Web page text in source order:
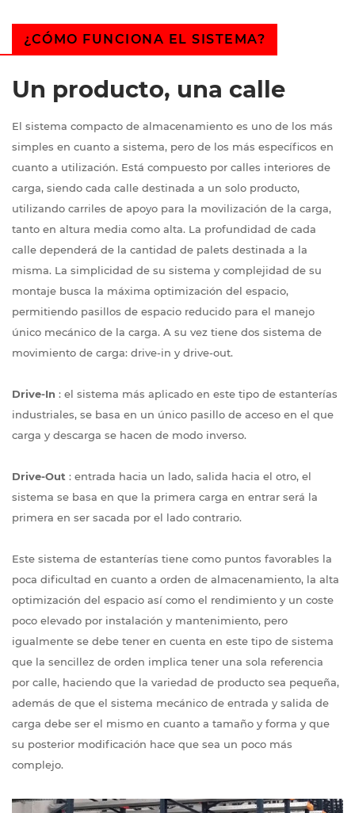
¿CÓMO FUNCIONA EL SISTEMA?
Un producto, una calle
El sistema compacto de almacenamiento es uno de los más
simples en cuanto a sistema, pero de los más específicos en
cuanto a utilización. Está compuesto por calles interiores de
carga, siendo cada calle destinada a un solo producto,
utilizando carriles de apoyo para la movilización de la carga,
tanto en altura media como alta. La profundidad de cada
calle dependerá de la cantidad de palets destinada a la
misma. La simplicidad de su sistema y complejidad de su
montaje busca la máxima optimización del espacio,
permitiendo pasillos de espacio reducido para el manejo
único mecánico de la carga. A su vez tiene dos sistema de
movimiento de carga: drive-in y drive-out.
Drive-In : el sistema más aplicado en este tipo de estanterías
industriales, se basa en un único pasillo de acceso en el que
carga y descarga se hacen de modo inverso.
Drive-Out : entrada hacia un lado, salida hacia el otro, el
sistema se basa en que la primera carga en entrar será la
primera en ser sacada por el lado contrario.
Este sistema de estanterías tiene como puntos favorables la
poca dificultad en cuanto a orden de almacenamiento, la alta
optimización del espacio así como el rendimiento y un coste
poco elevado por instalación y mantenimiento, pero
igualmente se debe tener en cuenta en este tipo de sistema
que la sencillez de orden implica tener una sola referencia
por calle, haciendo que la variedad de producto sea pequeña,
además de que el sistema mecánico de entrada y salida de
carga debe ser el mismo en cuanto a tamaño y forma y que
su posterior modificación hace que sea un poco más
complejo.